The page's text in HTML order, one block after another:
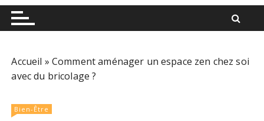
Accueil » Comment aménager un espace zen chez soi
avec du bricolage ?
Bien-Être